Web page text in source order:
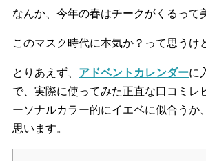
なんか、今年の春はチークがくるって
このマスク時代に本気か？って思うけ
とりあえず、 アドベントカレンダーに
で、実際に使ってみた正直な口コミ
ーソナルカラー的にイエベに似合う
思います。